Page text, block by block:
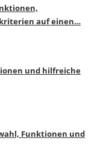
auf einen…
und hilfreiche
Funktionen und